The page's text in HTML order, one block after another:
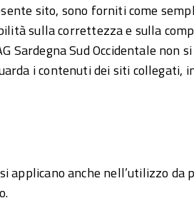
sito, sono forniti come
sulla correttezza e sulla
Sardegna Sud Occidentale non
i contenuti dei siti collegati,
applicano anche nell’utilizzo da